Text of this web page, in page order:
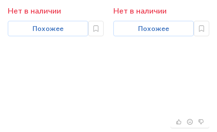
Нет в наличии
Похожее
людей (комплект из 3
книг)
Нет в наличии
Похожее